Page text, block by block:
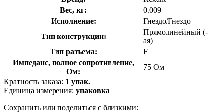
Вес, кг:
0.009
Исполнение:
Гнездо/Гнездо
Тип конструкции:
Прямолинейный (-
ая)
Тип разъема:
F
Импеданс, полное сопротивление,
Ом:
75 Ом
Кратность заказа: 1 упак.
Единица измерения: упаковка
Сохранить или поделиться с близкими: